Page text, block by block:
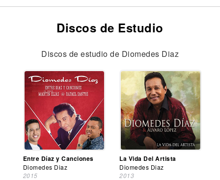
Discos de Estudio
Discos de estudio de Diomedes Diaz
Entre Díaz y Canciones
Diomedes Diaz
2015
La Vida Del Artista
Diomedes Diaz
2013